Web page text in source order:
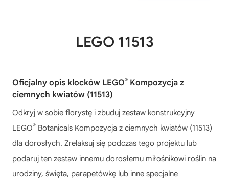
LEGO 11513
Oficjalny opis klocków LEGO® Kompozycja z
ciemnych kwiatów (11513)
Odkryj w sobie florystę i zbuduj zestaw konstrukcyjny
LEGO® Botanicals Kompozycja z ciemnych kwiatów (11513)
dla dorosłych. Zrelaksuj się podczas tego projektu lub
podaruj ten zestaw innemu dorosłemu miłośnikowi roślin na
urodziny, święta, parapetówkę lub inne specjalne